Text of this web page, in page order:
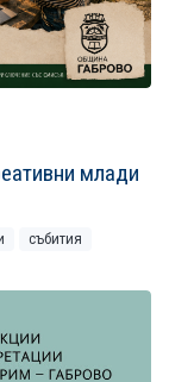
млади
събития